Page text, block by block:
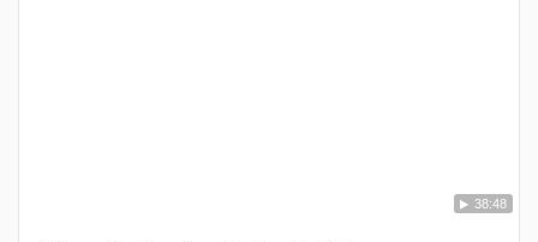
38:48